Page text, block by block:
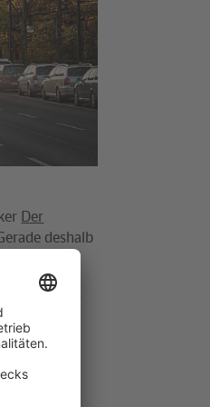
Der
deshalb
über den
moderner